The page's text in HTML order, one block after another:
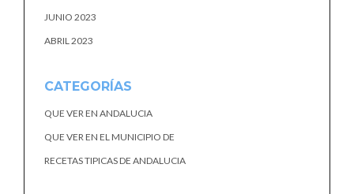
JUNIO 2023
ABRIL 2023
CATEGORÍAS
QUE VER EN ANDALUCIA
QUE VER EN EL MUNICIPIO DE
RECETAS TIPICAS DE ANDALUCIA